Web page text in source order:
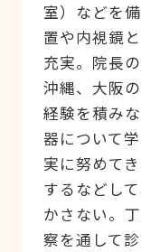
室）などを
置や内視鏡
充実。院長
沖縄、大阪
経験を積み
器について
実に努めて
するなどし
かさない。
察を通して